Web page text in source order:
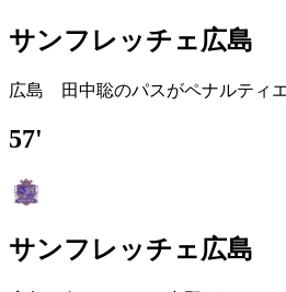
サンフレッチェ広島
広島 田中聡のパスがペナルティ
57'
サンフレッチェ広島